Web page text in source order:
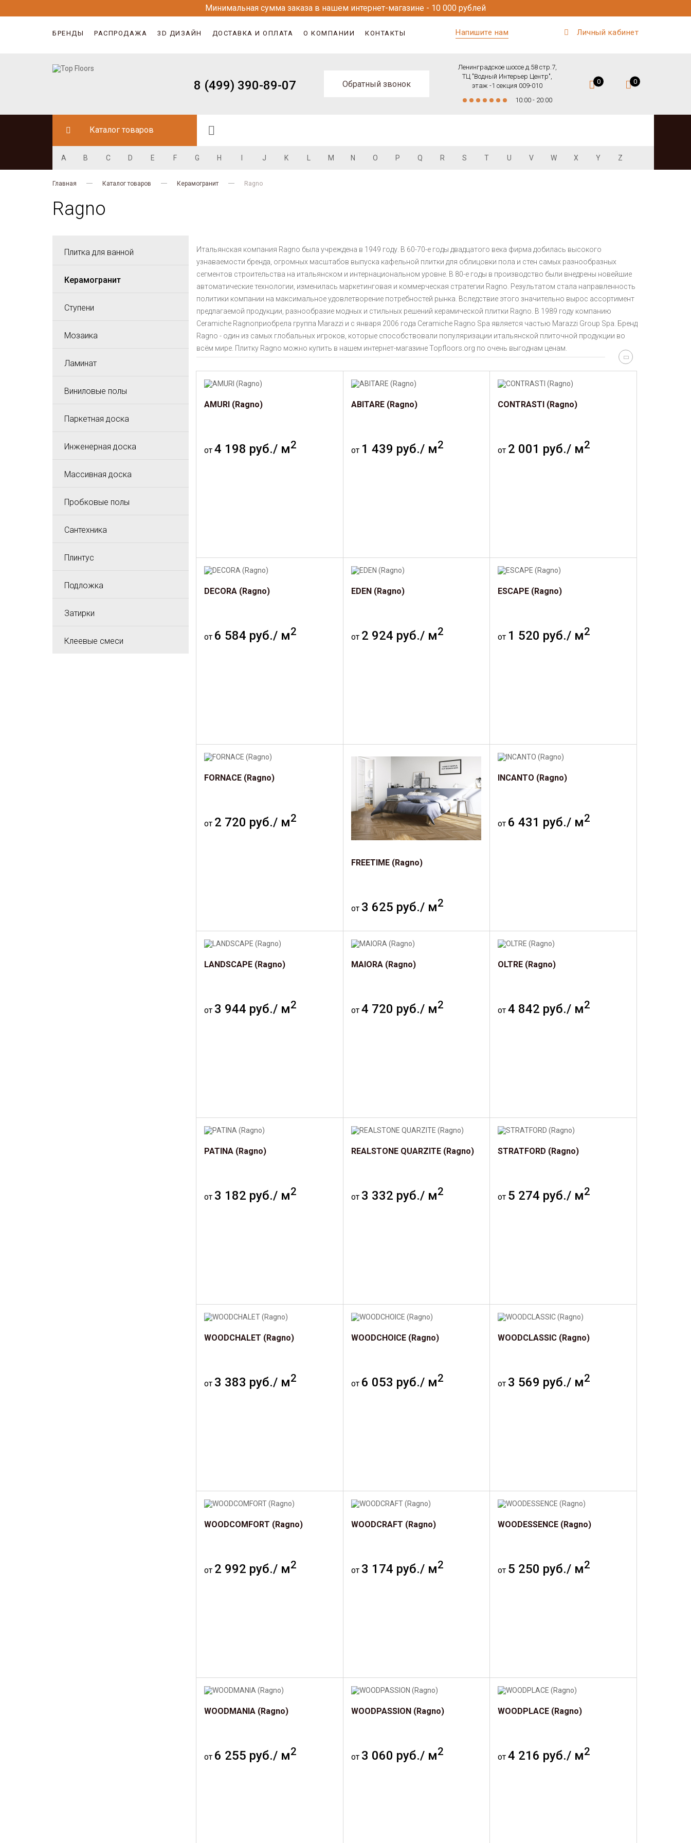
Минимальная сумма заказа в нашем интернет-магазине - 10 000 рублей
БРЕНДЫ РАСПРОДАЖА 3D ДИЗАЙН ДОСТАВКА И ОПЛАТА О КОМПАНИИ КОНТАКТЫ Напишите нам Личный кабинет
8 (499) 390-89-07 Обратный звонок
Ленинградское шоссе д.58 стр.7,
ТЦ "Водный Интерьер Центр",
этаж -1 секция 009-010
10:00 - 20:00
0 0
Каталог товаров
A B C D E F G H J K M N O P Q R S T U V W X Y Z
Главная Каталог товаров Керамогранит Ragno
Ragno
Плитка для ванной
Керамогранит
Ступени
Мозаика
Ламинат
Виниловые полы
Паркетная доска
Инженерная доска
Массивная доска
Пробковые полы
Сантехника
Плинтус
Подложка
Затирки
Клеевые смеси
Итальянская компания Ragno была учреждена в 1949 году. В 60-70-е годы двадцатого века фирма добилась высокого
узнаваемости бренда, огромных масштабов выпуска кафельной плитки для облицовки пола и стен самых разнообразных
сегментов строительства на итальянском и интернациональном уровне. В 80-е годы в производство были внедрены новейшие
автоматические технологии, изменилась маркетинговая и коммерческая стратегии Ragno. Результатом стала направленность
политики компании на максимальное удовлетворение потребностей рынка. Вследствие этого значительно вырос ассортимент
предлагаемой продукции, разнообразие модных и стильных решений керамической плитки Ragno. В 1989 году компанию
Ceramiche Ragnoприобрела группа Marazzi и с января 2006 года Ceramiche Ragno Spa является частью Marazzi Group Spa. Бренд
Ragno - один из самых глобальных игроков, которые способствовали популяризации итальянской плиточной продукции во
всём мире. Плитку Ragno можно купить в нашем интернет-магазине Topfloors.org по очень выгоднам ценам.
AMURI (Ragno)
от 4 198 руб./ м2
ABITARE (Ragno)
от 1 439 руб./ м2
CONTRASTI (Ragno)
от 2 001 руб./ м2
DECORA (Ragno)
от 6 584 руб./ м2
EDEN (Ragno)
от 2 924 руб./ м2
ESCAPE (Ragno)
от 1 520 руб./ м2
FORNACE (Ragno)
от 2 720 руб./ м2
FREETIME (Ragno)
от 3 625 руб./ м2
INCANTO (Ragno)
от 6 431 руб./ м2
LANDSCAPE (Ragno)
от 3 944 руб./ м2
MAIORA (Ragno)
от 4 720 руб./ м2
OLTRE (Ragno)
от4 842 руб./ м2
PATINA (Ragno)
от 3 182 руб./ м2
REALSTONE QUARZITE (Ragno)
от 3 332 руб./ м2
STRATFORD (Ragno)
от 5 274 руб./ м2
WOODCHALET (Ragno)
от 3 383 руб./ м2
WOODCHOICE (Ragno)
от 6 053 руб./ м2
WOODCLASSIC (Ragno)
от 3 569 руб./ м2
WOODCOMFORT (Ragno)
от 2 992 руб./ м2
WOODCRAFT (Ragno)
от 3 174 руб./ м2
WOODESSENCE (Ragno)
от 5 250 руб./ м2
WOODMANIA (Ragno)
от 6 255 руб./ м2
WOODPASSION (Ragno)
от 3 060 руб./ м2
WOODPLACE (Ragno)
от4 216 руб./ м2